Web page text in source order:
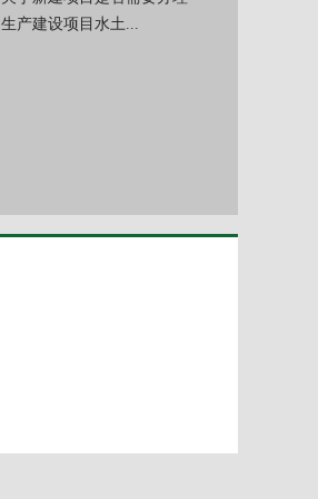
生产建设项目水土...